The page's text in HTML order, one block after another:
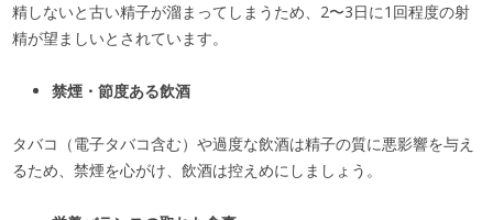
精しないと古い精子が溜まってしまうため、2〜3日に1回程度の射
精が望ましいとされています。
禁煙・節度ある飲酒
タバコ（電子タバコ含む）や過度な飲酒は精子の質に悪影響を与え
るため、禁煙を心がけ、飲酒は控えめにしましょう。